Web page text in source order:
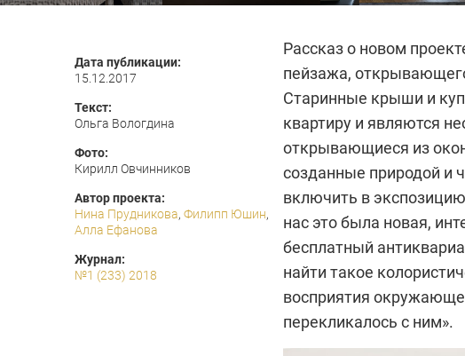
Дата публикации:
15.12.2017
Текст:
Ольга Вологдина
Фото:
Кирилл Овчинников
Автор проекта:
Нина Прудникова, Филипп Юшин,
Алла Ефанова
Журнал:
№1 (233) 2018
Рассказ о новом
пейзажа,
Старинные крыши и
квартиру и являются
открывающиеся из
созданные природой и
включить в
нас это была новая,
бесплатный
найти такое
восприятия
перекликалось с ним».